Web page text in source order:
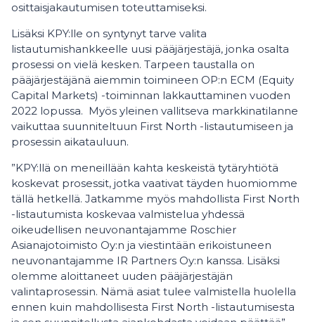
osittaisjakautumisen toteuttamiseksi.
Lisäksi KPY:lle on syntynyt tarve valita
listautumishankkeelle uusi pääjärjestäjä, jonka osalta
prosessi on vielä kesken. Tarpeen taustalla on
pääjärjestäjänä aiemmin toimineen OP:n ECM (Equity
Capital Markets) -toiminnan lakkauttaminen vuoden
2022 lopussa. Myös yleinen vallitseva markkinatilanne
vaikuttaa suunniteltuun First North -listautumiseen ja
prosessin aikatauluun.
”KPY:llä on meneillään kahta keskeistä tytäryhtiötä
koskevat prosessit, jotka vaativat täyden huomiomme
tällä hetkellä. Jatkamme myös mahdollista First North
-listautumista koskevaa valmistelua yhdessä
oikeudellisen neuvonantajamme Roschier
Asianajotoimisto Oy:n ja viestintään erikoistuneen
neuvonantajamme IR Partners Oy:n kanssa. Lisäksi
olemme aloittaneet uuden pääjärjestäjän
valintaprosessin. Nämä asiat tulee valmistella huolella
ennen kuin mahdollisesta First North -listautumisesta